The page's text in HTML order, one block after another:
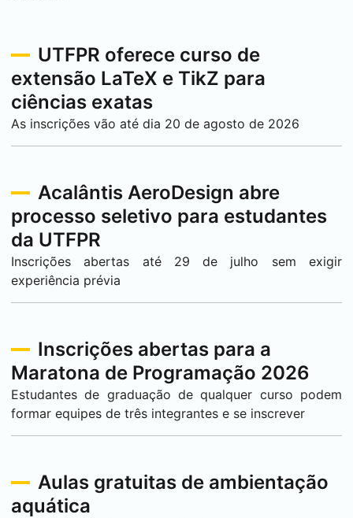
UTFPR oferece curso de
extensão LaTeX e TikZ para
ciências exatas
As inscrições vão até dia 20 de agosto de 2026
Acalântis AeroDesign abre
processo seletivo para estudantes
da UTFPR
Inscrições abertas até 29 de julho sem exigir
experiência prévia
Inscrições abertas para a
Maratona de Programação 2026
Estudantes de graduação de qualquer curso podem
formar equipes de três integrantes e se inscrever
Aulas gratuitas de ambientação
aquática